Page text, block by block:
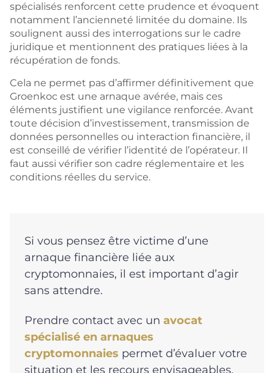
spécialisés renforcent cette prudence et évoquent
notamment l’ancienneté limitée du domaine. Ils
soulignent aussi des interrogations sur le cadre
juridique et mentionnent des pratiques liées à la
récupération de fonds.
Cela ne permet pas d’affirmer définitivement que
Groenkoc est une arnaque avérée, mais ces
éléments justifient une vigilance renforcée. Avant
toute décision d’investissement, transmission de
données personnelles ou interaction financière, il
est conseillé de vérifier l’identité de l’opérateur. Il
faut aussi vérifier son cadre réglementaire et les
conditions réelles du service.
Si vous pensez être victime d’une
arnaque financière liée aux
cryptomonnaies, il est important d’agir
sans attendre.
Prendre contact avec un avocat
spécialisé en arnaques
cryptomonnaies permet d’évaluer votre
situation et les recours envisageables,